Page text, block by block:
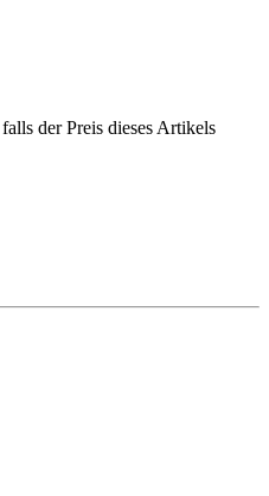
der Preis dieses Artikels